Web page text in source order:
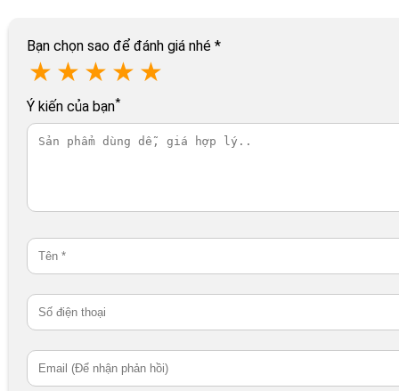
Bạn chọn sao để đánh giá nhé *
★ ★ ★ ★ ★
Ý kiến của bạn*